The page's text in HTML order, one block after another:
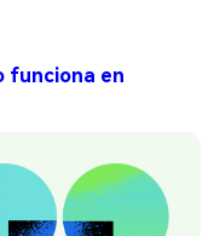
funciona en